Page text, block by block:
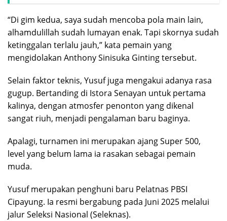
“Di gim kedua, saya sudah mencoba pola main lain,
alhamdulillah sudah lumayan enak. Tapi skornya sudah
ketinggalan terlalu jauh,” kata pemain yang
mengidolakan Anthony Sinisuka Ginting tersebut.
Selain faktor teknis, Yusuf juga mengakui adanya rasa
gugup. Bertanding di Istora Senayan untuk pertama
kalinya, dengan atmosfer penonton yang dikenal
sangat riuh, menjadi pengalaman baru baginya.
Apalagi, turnamen ini merupakan ajang Super 500,
level yang belum lama ia rasakan sebagai pemain
muda.
Yusuf merupakan penghuni baru Pelatnas PBSI
Cipayung. Ia resmi bergabung pada Juni 2025 melalui
jalur Seleksi Nasional (Seleknas).